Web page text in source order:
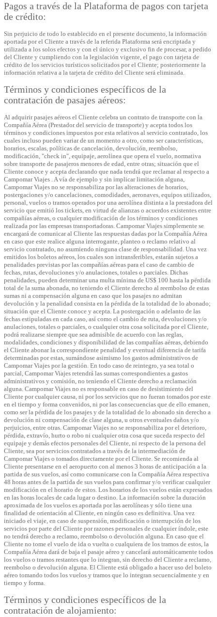
Pagos a través de la Plataforma de pagos con tarjeta
de crédito:
Sin perjuicio de todo lo establecido en el presente documento, la información
aportada por el Cliente a través de la referida Plataforma será encriptada y
utilizada a los solos efectos y con el único y exclusivo fin de procesar, a pedido
del Cliente y cumpliendo con la legislación vigente, el pago con tarjeta de
crédito de los servicios turísticos solicitados por el Cliente; posteriormente la
información relativa a la tarjeta de crédito del Cliente será eliminada.
Términos y condiciones específicos de la
contratación de pasajes aéreos:
Al adquirir pasajes aéreos el Cliente celebra un contrato de transporte con la
Compañía Aérea (Prestador del servicio de transporte) y acepta todos los
términos y condiciones impuestos por esta relativos al servicio contratado, los
cuales incluso pueden variar de un momento a otro, como ser características,
horarios, escalas, políticas de cancelación, devolución, reembolso,
modificación, "check in", equipaje, aerolínea que opera el vuelo, normativa
sobre transporte de pasajeros menores de edad, entre otras; situación que el
Cliente conoce y acepta declarando que nada tendrá que reclamar al respecto a
Campomar Viajes . A vía de ejemplo y sin implicar limitación alguna,
Campomar Viajes no se responsabiliza por las alteraciones de horarios,
postergaciones y/o cancelaciones, comodidades, aeronaves, equipos utilizados,
personal, vuelos o tramos operados por una aerolínea distinta a la prestadora del
servicio que emitió los tickets, en virtud de alianzas o acuerdos existentes entre
compañías aéreas, o cualquier modificación de los términos y condiciones
realizada por las empresas transportadoras. Campomar Viajes simplemente se
encargará de comunicar al Cliente las respuestas dadas por la Compañía Aérea
en caso que este realice alguna interrogante, planteo o reclamo relativo al
servicio contratado, no asumiendo ninguna clase de responsabilidad. Una vez
emitidos los boletos aéreos, los cuales son intransferibles, estarán sujetos a
penalidades previstas por las compañías aéreas para el caso de cambio de
fechas, rutas, devoluciones y/o anulaciones, totales o parciales. Dichas
penalidades, pueden determinar una multa mínima de US$ 100 hasta la pérdida
total de la suma abonada, no teniendo el Cliente derecho al reembolso de estas
sumas ni a compensación alguna en caso que los pasajes no admitan
devolución y la penalidad consista en la pérdida de la totalidad de lo abonado;
situación que el Cliente conoce y acepta. La postergación o adelanto de las
fechas estipuladas en cada caso, así como el cambio de ruta, devoluciones y/o
anulaciones, totales o parciales, o cualquier otra cosa solicitada por el Cliente,
podrá realizarse siempre que sea admisible de acuerdo con las reglas,
modalidades, condiciones y disponibilidad de las compañías aéreas, debiendo
el Cliente abonar la correspondiente penalidad y eventual diferencia de tarifa
determinadas por estas, sumándose asimismo los gastos administrativos de
Campomar Viajes por la gestión. En todo caso de reintegro, ya sea total o
parcial, Campomar Viajes retendrá las sumas correspondientes a gastos
administrativos y comisión, no teniendo el Cliente derecho a reclamación
alguna. Campomar Viajes no es responsable en caso de desistimiento del
Cliente por cualquier causa, ni por los servicios que no fueran tomados por este
en el tiempo y forma convenidos, ni por las consecuencias que de ello emanen,
como ser la pérdida de los pasajes y de la totalidad de lo abonado sin derecho a
devolución ni compensación de clase alguna, u otros eventuales daños y/o
perjuicios, entre otras. Campomar Viajes no se responsabiliza por el deterioro,
pérdida, extravío, hurto o robo ni cualquier otra cosa que suceda respecto del
equipaje y demás efectos personales del Cliente, ni respecto de la persona del
Cliente, sea por servicios contratados a través de la intermediación de
Campomar Viajes o tomados directamente por el Cliente. Se recomienda al
Cliente presentarse en el aeropuerto con al menos 3 horas de anticipación a la
partida de sus vuelos, así como comunicarse con la Compañía Aérea respectiva
48 horas antes de la partida de sus vuelos para confirmar y/o verificar cualquier
modificación en el horario de estos. Los horarios de los vuelos están expresados
en las horas locales de cada lugar o destino. La información sobre la duración
aproximada de los vuelos es aportada por las aerolíneas y sólo tiene una
finalidad de orientación al Cliente, en ningún caso es definitiva. Una vez
iniciado el viaje, en caso de suspensión, modificación o interrupción de los
servicios por parte del Cliente por razones personales de cualquier índole, este
no tendrá derecho a reclamo, reembolso o devolución alguna. En caso que el
Cliente no tome el vuelo de ida o vuelta o cualquiera de los tramos de estos, la
Compañía Aérea dará de baja el pasaje aéreo y cancelará automáticamente todos
los vuelos o tramos restantes que lo integran, sin derecho del Cliente a reclamo,
reembolso o devolución alguna. El Cliente está obligado a hacer uso del boleto
aéreo tomando todos los vuelos y tramos que lo integran secuencialmente y en
tiempo y forma.
Términos y condiciones específicos de la
contratación de alojamiento: